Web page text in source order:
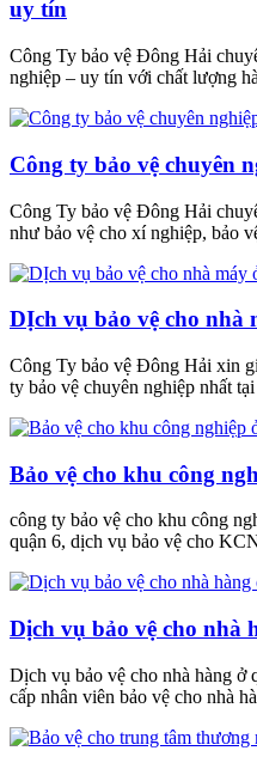
uy tín
Công Ty bảo vệ Đông Hải
nghiệp – uy tín với chất lượng
Công ty bảo vệ chuyên
Công Ty bảo vệ Đông Hải
như bảo vệ cho xí nghiệp, bảo
DỊch vụ bảo vệ cho nhà
Công Ty bảo vệ Đông Hải xin
ty bảo vệ chuyên nghiệp nhất
Bảo vệ cho khu công
công ty bảo vệ cho khu công
quận 6, dịch vụ bảo vệ cho
Dịch vụ bảo vệ cho nhà
Dịch vụ bảo vệ cho nhà hàng
cấp nhân viên bảo vệ cho nhà